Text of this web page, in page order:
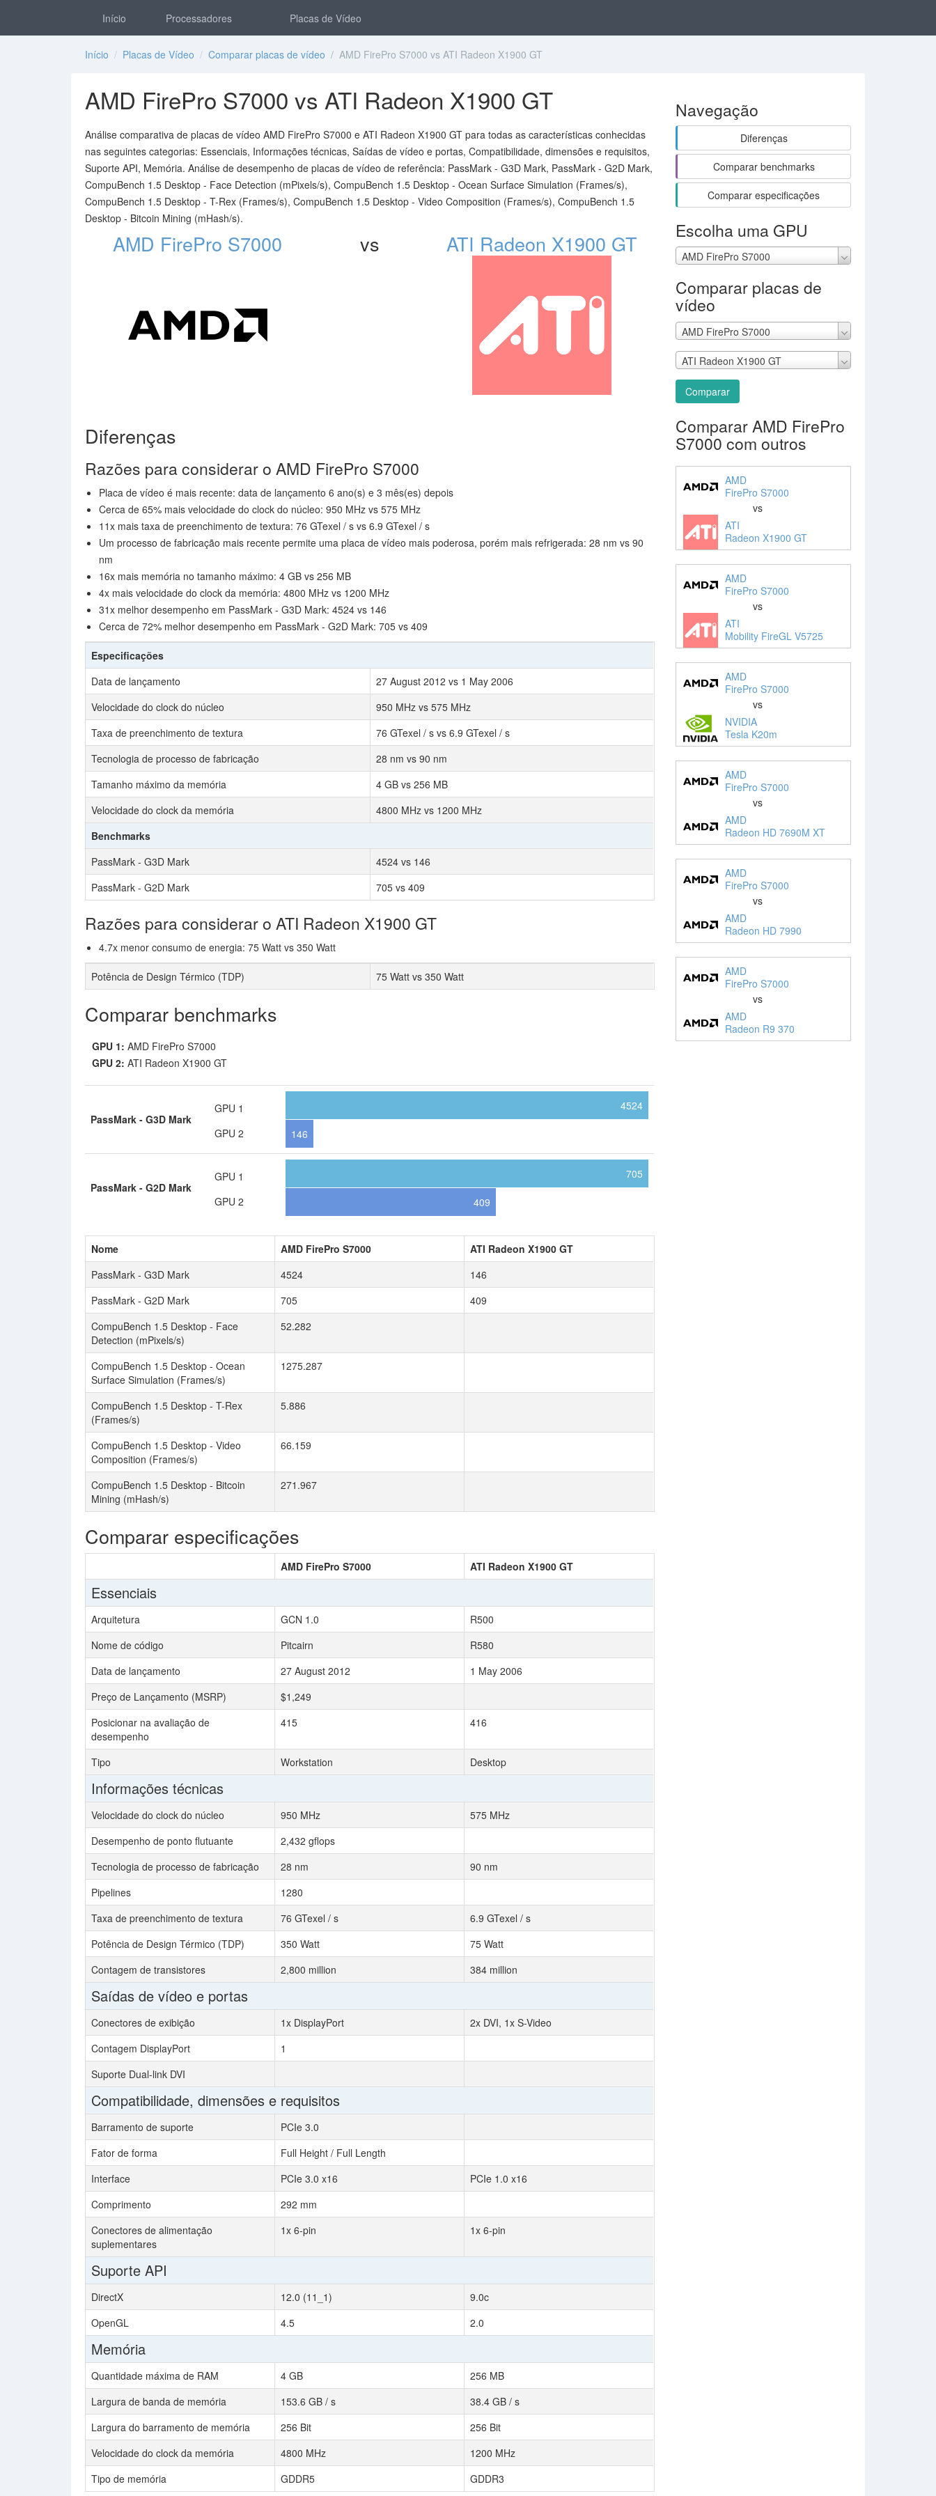
Início Processadores Placas de Vídeo
Início / Placas de Vídeo / Comparar placas de vídeo / AMD FirePro S7000 vs ATI Radeon X1900 GT
AMD FirePro S7000 vs ATI Radeon X1900 GT
Análise comparativa de placas de vídeo AMD FirePro S7000 e ATI Radeon X1900 GT para todas as características conhecidas
nas seguintes categorias: Essenciais, Informações técnicas, Saídas de vídeo e portas, Compatibilidade, dimensões e requisitos,
Suporte API, Memória. Análise de desempenho de placas de vídeo de referência: PassMark - G3D Mark, PassMark - G2D Mark,
CompuBench 1.5 Desktop - Face Detection (mPixels/s), CompuBench 1.5 Desktop - Ocean Surface Simulation (Frames/s),
CompuBench 1.5 Desktop - T-Rex (Frames/s), CompuBench 1.5 Desktop - Video Composition (Frames/s), CompuBench 1.5
Desktop - Bitcoin Mining (mHash/s).
AMD FirePro S7000 vs ATI Radeon X1900 GT
Diferenças
Razões para considerar o AMD FirePro S7000
Placa de vídeo é mais recente: data de lançamento 6 ano(s) e 3 mês(es) depois
Cerca de 65% mais velocidade do clock do núcleo: 950 MHz vs 575 MHz
11x mais taxa de preenchimento de textura: 76 GTexel / s vs 6.9 GTexel / s
Um processo de fabricação mais recente permite uma placa de vídeo mais poderosa, porém mais refrigerada: 28 nm vs 90
nm
16x mais memória no tamanho máximo: 4 GB vs 256 MB
4x mais velocidade do clock da memória: 4800 MHz vs 1200 MHz
31x melhor desempenho em PassMark - G3D Mark: 4524 vs 146
Cerca de 72% melhor desempenho em PassMark - G2D Mark: 705 vs 409
Especificações
Data de lançamento
27 August 2012 vs 1 May 2006
Velocidade do clock do núcleo
950 MHz vs 575 MHz
Taxa de preenchimento de textura
76 GTexel / s vs 6.9 GTexel / s
Tecnologia de processo de fabricação
28 nm vs 90 nm
Tamanho máximo da memória
4 GB vs 256 MB
Velocidade do clock da memória
4800 MHz vs 1200 MHz
Benchmarks
PassMark - G3D Mark
4524 vs 146
PassMark - G2D Mark
705 vs 409
Razões para considerar o ATI Radeon X1900 GT
4.7x menor consumo de energia: 75 Watt vs 350 Watt
Potência de Design Térmico (TDP) 75 Watt vs 350 Watt
Comparar benchmarks
GPU 1: AMD FirePro S7000
GPU 2: ATI Radeon X1900 GT
PassMark - G3D Mark
GPU 1
GPU 2
4524
146
PassMark - G2D Mark
GPU 1
GPU 2
705
409
Nome AMD FirePro S7000
ATI Radeon X1900 GT
PassMark - G3D Mark
4524
146
PassMark - G2D Mark
705
409
CompuBench 1.5 Desktop - Face
Detection (mPixels/s)
52.282
CompuBench 1.5 Desktop - Ocean
Surface Simulation (Frames/s)
1275.287
CompuBench 1.5 Desktop - T-Rex
(Frames/s)
5.886
CompuBench 1.5 Desktop - Video
Composition (Frames/s)
66.159
CompuBench 1.5 Desktop - Bitcoin
Mining (mHash/s)
271.967
Comparar especificações
AMD FirePro S7000 ATI Radeon X1900 GT
Essenciais
Arquitetura GCN 1.0
R500
Nome de código
Pitcairn
R580
Data de lançamento
27 August 2012
1 May 2006
Preço de Lançamento (MSRP)
$1,249
Posicionar na avaliação de
desempenho
415 416
Tipo Workstation Desktop
Informações técnicas
Velocidade do clock do núcleo 950 MHz
575 MHz
Desempenho de ponto flutuante
2,432 gflops
Tecnologia de processo de fabricação
28 nm
90 nm
Pipelines
1280
Taxa de preenchimento de textura
76 GTexel / s
6.9 GTexel / s
Potência de Design Térmico (TDP)
350 Watt
75 Watt
Contagem de transistores
2,800 million 384 million
Saídas de vídeo e portas
Conectores de exibição 1x DisplayPort
2x DVI, 1x S-Video
Contagem DisplayPort
1
Suporte Dual-link DVI
Compatibilidade, dimensões e requisitos
Barramento de suporte
PCIe 3.0
Fator de forma
Full Height / Full Length
Interface
PCIe 3.0 x16
PCIe 1.0 x16
Comprimento
292 mm
Conectores de alimentação
suplementares
1x 6-pin 1x 6-pin
Suporte API
DirectX 12.0 (11_1)
9.0c
OpenGL
4.5 2.0
Memória
Quantidade máxima de RAM 4 GB
256 MB
Largura de banda de memória
153.6 GB / s
38.4 GB / s
Largura do barramento de memória
256 Bit
256 Bit
Velocidade do clock da memória
4800 MHz
1200 MHz
Tipo de memória
GDDR5 GDDR3
Navegação
Diferenças
Comparar benchmarks
Comparar especificações
Escolha uma GPU
AMD FirePro S7000
Comparar placas de
vídeo
AMD FirePro S7000
ATI Radeon X1900 GT
Comparar
Comparar AMD FirePro
S7000 com outros
AMD
FirePro S7000
vs
ATI
Radeon X1900 GT
AMD
FirePro S7000
vs
ATI
Mobility FireGL V5725
AMD
FirePro S7000
vs
NVIDIA
Tesla K20m
AMD
FirePro S7000
vs
AMD
Radeon HD 7690M XT
AMD
FirePro S7000
vs
AMD
Radeon HD 7990
AMD
FirePro S7000
vs
AMD
Radeon R9 370